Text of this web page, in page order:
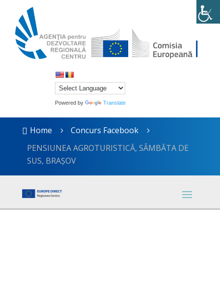
Powered by Translate
 Home 5 Concurs Facebook 5
PENSIUNEA AGROTURISTICĂ, SÂMBĂTA DE
SUS, BRAȘOV